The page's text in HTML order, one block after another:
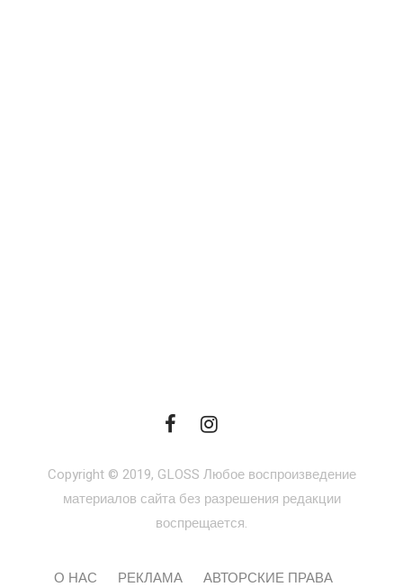
Copyright © 2019, GLOSS Любое воспроизведение
материалов сайта без разрешения редакции
воспрещается.
О НАС РЕКЛАМА АВТОРСКИЕ ПРАВА